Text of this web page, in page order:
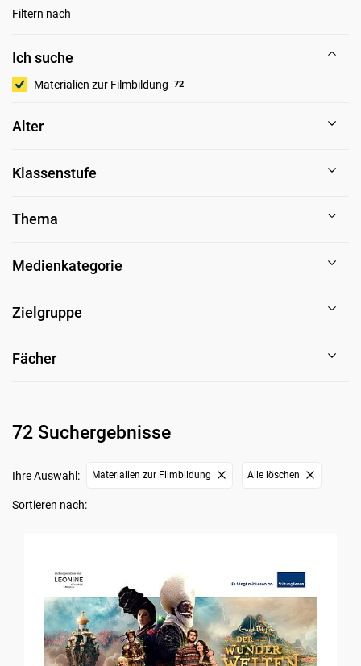
Filtern nach
Ich suche
Materialien zur Filmbildung 72
Alter
Klassenstufe
Thema
Medienkategorie
Zielgruppe
Fächer
72 Suchergebnisse
Ihre Auswahl: Materialien zur Filmbildung Alle löschen
Sortieren nach: